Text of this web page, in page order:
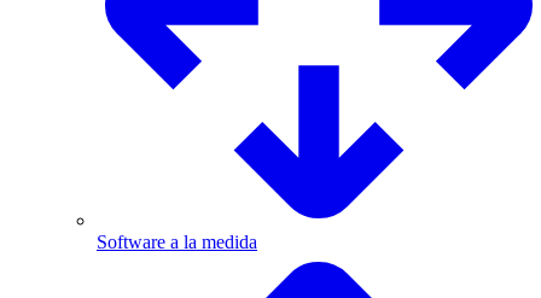
Software a la medida